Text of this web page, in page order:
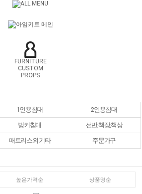
FURNITURE
CUSTOM
PROPS
1인용침대 2인용침대
벙커침대 선반,책장,책상
매트리스외 기타 주문가구
높은가격순 상품명순